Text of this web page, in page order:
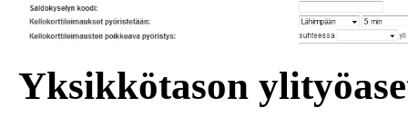
Yksikkötason